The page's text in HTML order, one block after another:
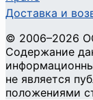
Доставка и
© 2006–2026
Содержание
не является
положениями